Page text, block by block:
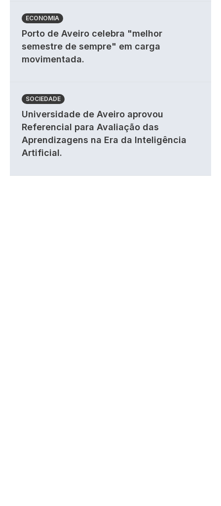
ECONOMIA
Porto de Aveiro celebra "melhor
semestre de sempre" em carga
movimentada.
SOCIEDADE
Universidade de Aveiro aprovou
Referencial para Avaliação das
Aprendizagens na Era da Inteligência
Artificial.